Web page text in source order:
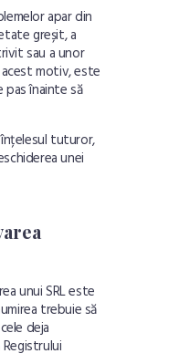
apar din
greșit, a
sau a unor
motiv, este
înainte să
tuturor,
unei
unui SRL este
trebuie să
deja